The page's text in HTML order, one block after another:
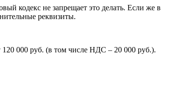
кодекс не запрещает это делать. Если же в
реквизиты.
000 руб. (в том числе НДС – 20 000 руб.).